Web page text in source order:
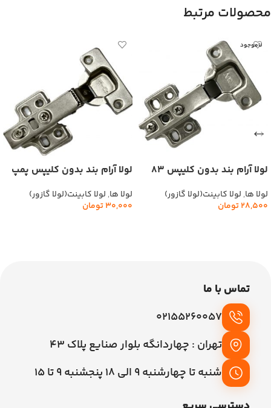
محصولات مرتبط
ناموجود
لولا آرام بند بدون کلیپس 83
لولا ها, لولا کابینت(لولا گازور)
28,500تومان
لولا آرام بند بدون کلیپس پمپ
لولا ها, لولا کابینت(لولا گازور)
30,000تومان
تماس با ما
02155260057
تهران : چهاردانگه بلوار صنایع پلاک 43
شنبه تا چهارشنبه 9 الی 18 پنجشنبه 9 تا 15